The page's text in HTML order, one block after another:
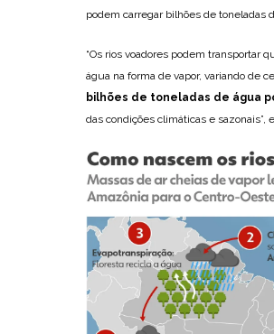
podem carregar bilhões de toneladas
“Os rios voadores podem transportar
água na forma de vapor, variando de
bilhões de toneladas de água
das condições climáticas e sazonais”,